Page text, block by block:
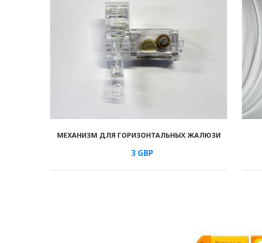
МЕХАНИЗМ ДЛЯ ГОРИЗОНТАЛЬНЫХ ЖАЛЮЗИ
3GBP
/м В КОРЗИНУ